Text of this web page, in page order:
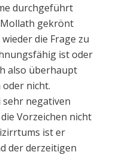
durchgeführt
gekrönt
die Frage zu
ist oder
also überhaupt
nicht.
negativen
Vorzeichen nicht
ist er
der derzeitigen